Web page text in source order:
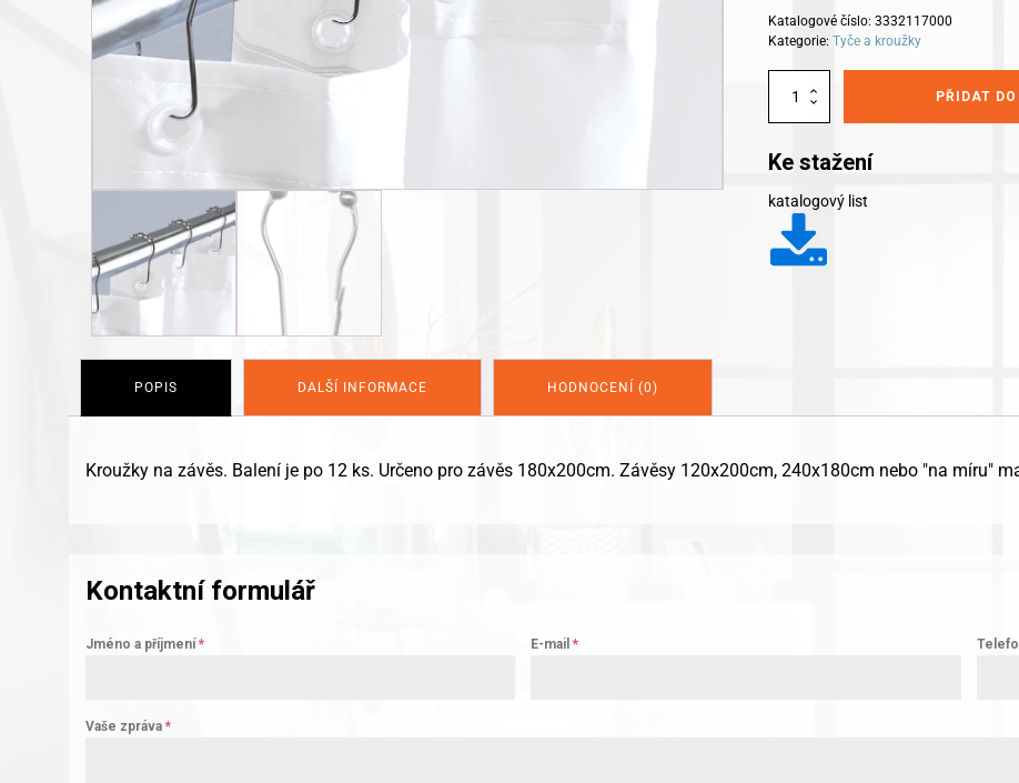
Katalogové číslo: 3332117000
Kategorie: Tyče a kroužky
Kleine
závěs
množství
PŘIDAT
Ke stažení
katalogový list
POPIS DALŠÍ INFORMACE HODNOCENÍ (0)
Kroužky na závěs. Balení je po 12 ks. Určeno pro závěs 180x200cm. Závěsy 120x200cm, 240x180cm nebo "na míru"
Kontaktní formulář
Jméno a příjmení* E-mail*
Vaše zpráva *